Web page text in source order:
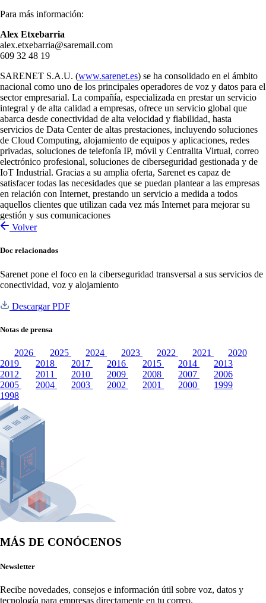
Para más información:
Alex Etxebarria
alex.etxebarria@saremail.com
609 32 48 19
SARENET S.A.U. (www.sarenet.es) se ha consolidado en el ámbito
nacional como uno de los principales operadores de voz y datos para el
sector empresarial. La compañía, especializada en prestar un servicio
integral y de alta calidad a empresas, ofrece un servicio global que
abarca desde conectividad de alta velocidad y fiabilidad, hasta
servicios de Data Center de altas prestaciones, incluyendo soluciones
de Cloud Computing, alojamiento de equipos y aplicaciones, redes
privadas, soluciones de telefonía IP, móvil y Centralita Virtual, correo
electrónico profesional, soluciones de ciberseguridad gestionada y de
IoT Industrial. Gracias a su amplia oferta, Sarenet es capaz de
satisfacer todas las necesidades que se puedan plantear a las empresas
en relación con Internet, prestando un servicio a medida a todos
aquellos clientes que utilizan cada vez más Internet para mejorar su
gestión y sus comunicaciones
Volver
Doc relacionados
Sarenet pone el foco en la ciberseguridad transversal a sus servicios de
conectividad, voz y alojamiento
Descargar PDF
Notas de prensa
2026 2025 2024 2023 2022 2021
2020
2019
2018 2017 2016 2015 2014
2013
2012
2011 2010 2009 2008 2007
2006
2005
2004 2003 2002 2001 2000
1999
1998
MÁS DE CONÓCENOS
Newsletter
Recibe novedades, consejos e información útil sobre voz, datos y
tecnología para empresas directamente en tu correo.